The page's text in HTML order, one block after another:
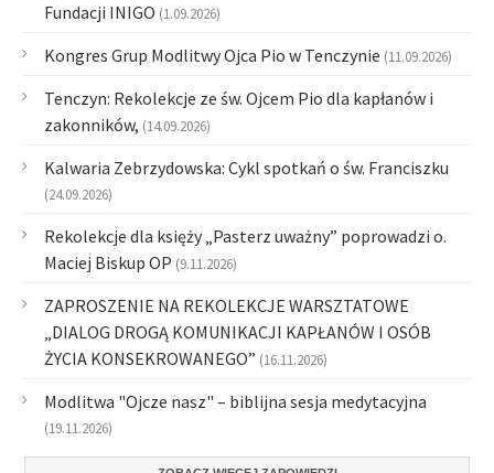
Fundacji INIGO (1.09.2026)
Kongres Grup Modlitwy Ojca Pio w Tenczynie (11.09.2026)
Tenczyn: Rekolekcje ze św. Ojcem Pio dla kapłanów i
zakonników, (14.09.2026)
Kalwaria Zebrzydowska: Cykl spotkań o św. Franciszku
(24.09.2026)
Rekolekcje dla księży „Pasterz uważny” poprowadzi o.
Maciej Biskup OP (9.11.2026)
ZAPROSZENIE NA REKOLEKCJE WARSZTATOWE
„DIALOG DROGĄ KOMUNIKACJI KAPŁANÓW I OSÓB
ŻYCIA KONSEKROWANEGO” (16.11.2026)
Modlitwa "Ojcze nasz" – biblijna sesja medytacyjna
(19.11.2026)